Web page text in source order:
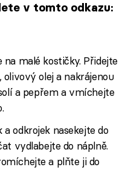
v tomto odkazu:
malé kostičky. Přidejte
olivový olej a nakrájenou
a pepřem a vmíchejte
odkrojek nasekejte do
vydlabejte do náplně.
a plňte ji do